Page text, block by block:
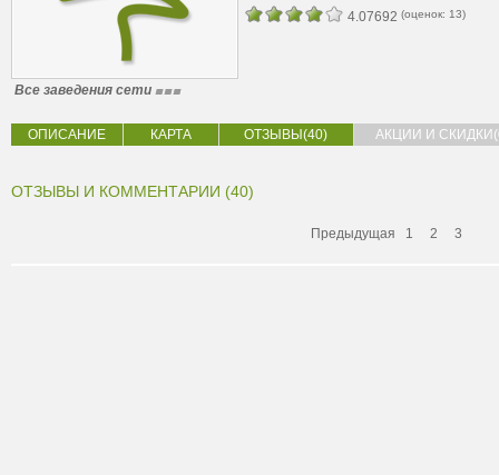
4.07692 (оценок: 13)
Все заведения сети
ОПИСАНИЕ КАРТА ОТЗЫВЫ(40) АКЦИИ И
ОТЗЫВЫ И КОММЕНТАРИИ (40)
Предыдущая 1 2 3